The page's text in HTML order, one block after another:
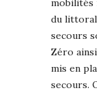
mobilités
du
secours
Zéro
mis en
secours.